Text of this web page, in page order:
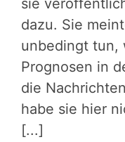
sie
dazu. Sie
unbedingt tun,
Prognosen in
die
habe sie hier
[...]